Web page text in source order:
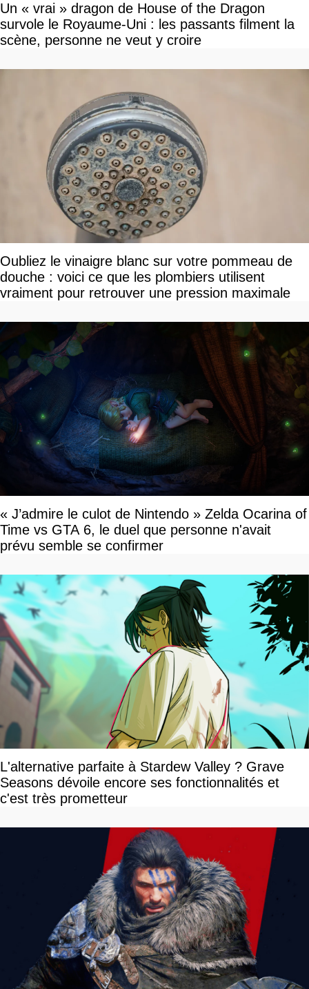
Un « vrai » dragon de House of the Dragon
survole le Royaume-Uni : les passants filment la
scène, personne ne veut y croire
Oubliez le vinaigre blanc sur votre pommeau de
douche : voici ce que les plombiers utilisent
vraiment pour retrouver une pression maximale
« J’admire le culot de Nintendo » Zelda Ocarina of
Time vs GTA 6, le duel que personne n'avait
prévu semble se confirmer
L'alternative parfaite à Stardew Valley ? Grave
Seasons dévoile encore ses fonctionnalités et
c'est très prometteur